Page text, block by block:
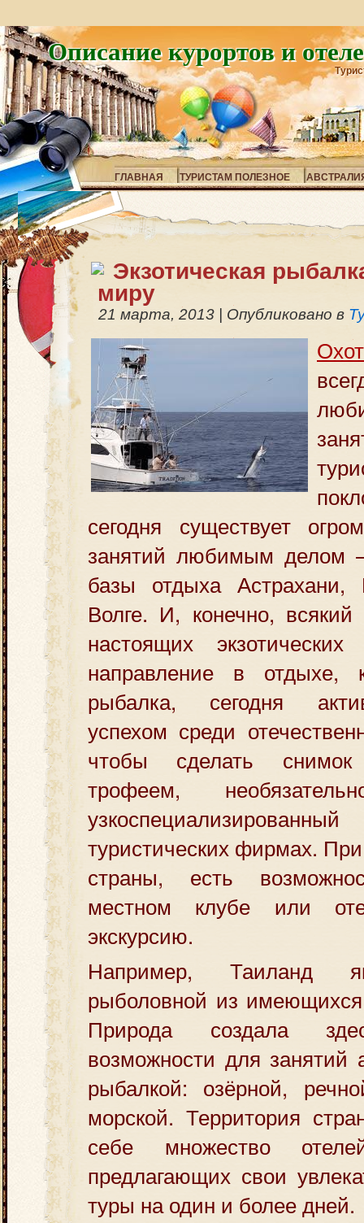
Описание курортов и
ГЛАВНАЯ ТУРИСТАМ ПОЛЕЗНОЕ
Экзотическая
миру
21 марта, 2013 Опубликовано в
сегодня существует
занятий любимым делом
базы отдыха Астрахани,
Волге. И, конечно,
настоящих
направление в отдыхе,
рыбалка, сегодня
успехом среди
чтобы сделать
трофеем,
туристических фирмах.
страны, есть
местном клубе или
экскурсию.
Например, Таиланд
рыболовной из имеющихся
Природа создала
возможности для
рыбалкой: озёрной,
морской. Территория
себе множество
предлагающих свои
туры на один и более дней.